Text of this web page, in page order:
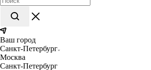
Ваш город
Санкт-Петербург
Москва
Санкт-Петербург